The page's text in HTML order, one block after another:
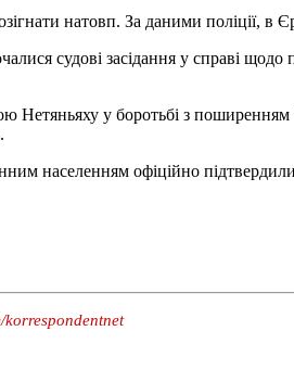
натовп. За даними поліції, в
судові засідання у справі
у боротьбі з
населенням офіційно
korrespondentnet